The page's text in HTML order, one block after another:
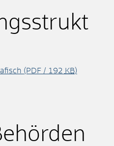
(PDF / 192 KB)